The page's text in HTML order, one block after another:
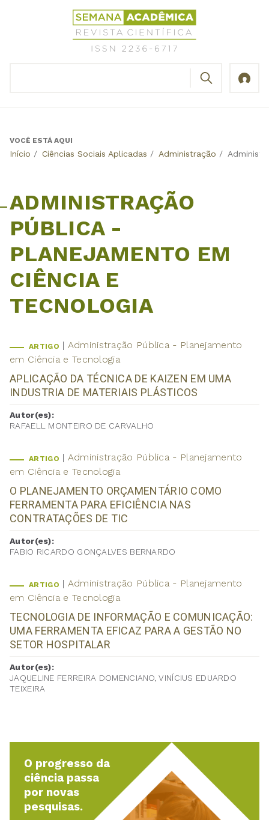
Revista
Científica
Semana
Back
VOCÊ ESTÁ AQUI
Início / Ciências Sociais Aplicadas / Administração /
ADMINISTRAÇÃO
PÚBLICA -
PLANEJAMENTO EM
CIÊNCIA E
TECNOLOGIA
ARTIGO
Administração Pública - Planejamento
em Ciência e Tecnologia
APLICAÇÃO DA TÉCNICA DE KAIZEN EM UMA
INDUSTRIA DE MATERIAIS PLÁSTICOS
Autor(es):
RAFAELL MONTEIRO DE CARVALHO
ARTIGO
Administração Pública - Planejamento
em Ciência e Tecnologia
O PLANEJAMENTO ORÇAMENTÁRIO COMO
FERRAMENTA PARA EFICIÊNCIA NAS
CONTRATAÇÕES DE TIC
Autor(es):
FABIO RICARDO GONÇALVES BERNARDO
ARTIGO
Administração Pública - Planejamento
em Ciência e Tecnologia
TECNOLOGIA DE INFORMAÇÃO E COMUNICAÇÃO:
UMA FERRAMENTA EFICAZ PARA A GESTÃO NO
SETOR HOSPITALAR
Autor(es):
JAQUELINE FERREIRA DOMENCIANO, VINÍCIUS EDUARDO
TEIXEIRA
O progresso da
ciência passa
por novas
pesquisas.